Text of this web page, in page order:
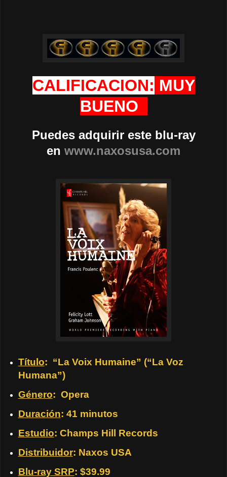
CALIFICACION: MUY
BUENO
Puedes adquirir este blu-ray
en www.naxosusa.com
Título: “La Voix Humaine” (“La Voz
Humana”)
Género: Opera
Duración: 41 minutos
Estudio: Champs Hill Records
Distribuidor: Naxos USA
Blu-ray SRP: $39.99